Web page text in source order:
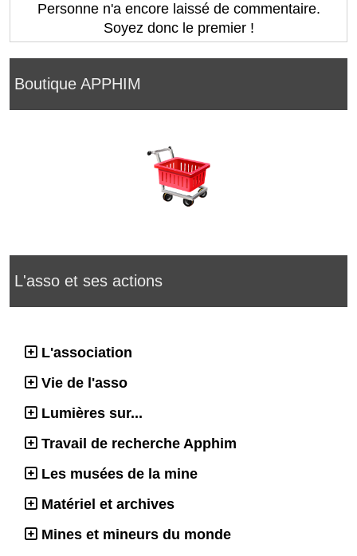
Boutique APPHIM
L'asso et ses actions
L'association
Vie de l'asso
Lumières sur...
Travail de recherche Apphim
Les musées de la mine
Matériel et archives
Mines et mineurs du monde
Personne n'a encore laissé de commentaire.
Soyez donc le premier !